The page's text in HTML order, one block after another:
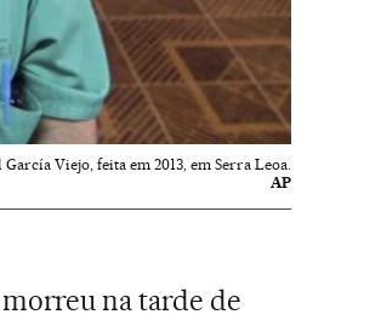
Viejo, feita em 2013, em Serra Leoa.
AP
na tarde de